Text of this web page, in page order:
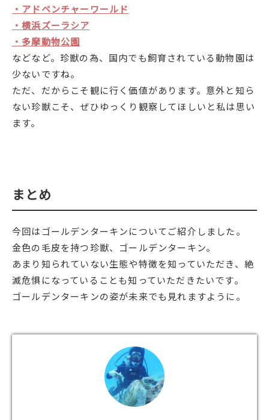
・アドベンチャーワールド
・横浜ズーラシア
・多摩動物公園
などなど。珍獣の為、国内でも飼育されている動物園は
少ないですね。
ただ、だからこそ観に行く価値があります。意外と知ら
ない珍獣こそ、ぜひゆっくり観察してほしいと私は思い
ます。
まとめ
今回はゴールデンターキンについてご紹介しました。
金色の毛皮を持つ珍獣、ゴールデンターキン。
あまり知られていない生態や特徴を知っていただき、絶
滅危惧になっていることも知っていただきたいです。
ゴールデンターキンの姿が未来でも見れますように。